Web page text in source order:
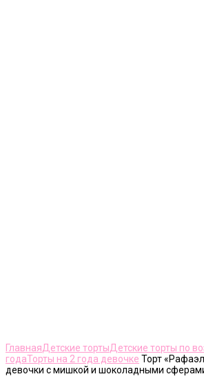
ГлавнаяДетские тортыДетские торты по
годаТорты на 2 года девочке Торт
девочки с мишкой и шоколадными